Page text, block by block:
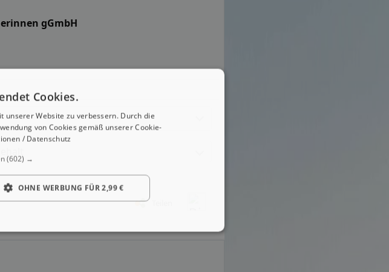
gGmbH
Cookies.
unserer Website zu verbessern. Durch die
von Cookies gemäß unserer Cookie-
/ Datenschutz
(602) →
OHNE WERBUNG FÜR 2,99 €